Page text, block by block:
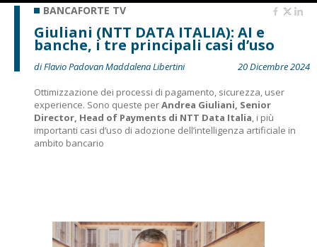
BANCAFORTE TV
Giuliani (NTT DATA ITALIA): AI e
banche, i tre principali casi d’uso
di Flavio Padovan Maddalena Libertini
20 Dicembre 2024
Ottimizzazione dei processi di pagamento, sicurezza, user
experience. Sono queste perAndrea Giuliani, Senior
Director, Head of Payments di NTT Data Italia, i più
importanti casi d’uso di adozione dell’intelligenza artificiale in
ambito bancario